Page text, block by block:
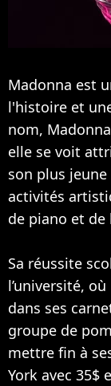
Madonna est
l'histoire et
nom,
elle se voit
son plus jeune
activités
de piano et de
Sa réussite
l’université,
dans ses
groupe de
mettre fin à
York avec 35$